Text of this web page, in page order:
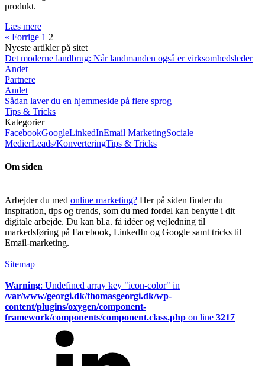
produkt.
Læs mere
« Forrige 1 2
Nyeste artikler på sitet
Det moderne landbrug: Når landmanden også er virksomhedsleder
Andet
Partnere
Andet
Sådan laver du en hjemmeside på flere sprog
Tips & Tricks
Kategorier
FacebookGoogleLinkedInEmail MarketingSociale
MedierLeads/KonverteringTips & Tricks
Om siden
Arbejder du med online marketing? Her på siden finder du
inspiration, tips og trends, som du med fordel kan benytte i dit
digitale arbejde. Du kan bl.a. få idéer og vejledning til
markedsføring på Facebook, LinkedIn og Google samt tricks til
Email-marketing.
Sitemap
Warning: Undefined array key "icon-color" in
/var/www/georgi.dk/thomasgeorgi.dk/wp-
content/plugins/oxygen/component-
framework/components/component.class.php on line 3217